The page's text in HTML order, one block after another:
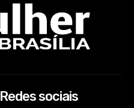
Redes sociais